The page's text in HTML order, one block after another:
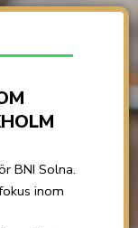
BNI Solna.
inom